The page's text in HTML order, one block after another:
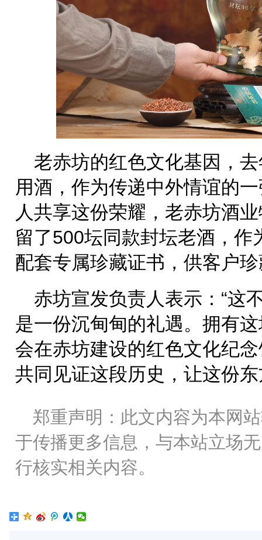
老赤坊的红色文化基因，
用酒，作为传递中外情谊的
人共享这份荣耀，老赤坊酒
留了500坛同款封坛老酒，作
配套专属珍藏证书，供客户
赤坊宣发负责人表示：“这
是一份沉甸甸的礼遇。拥有
会在赤坊建设的红色文化纪
共同见证这段历史，让这份
郑重声明：此文内容为本网
于传播更多信息，与本站立场
行核实相关内容。